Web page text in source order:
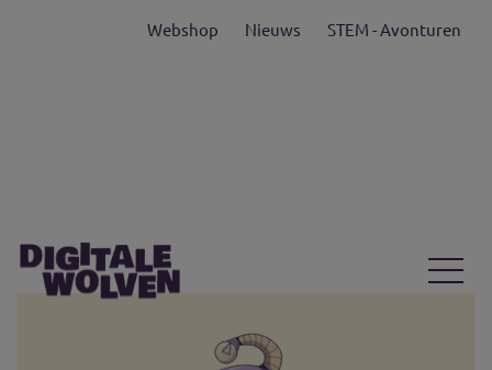
Webshop Nieuws STEM - Avonturen